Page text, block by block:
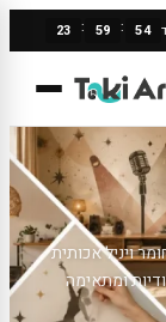
23 : 59 : 54
ויניל אכותית
ומתאימה